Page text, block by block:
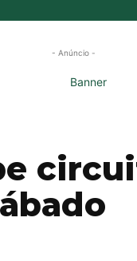
- Anúncio -